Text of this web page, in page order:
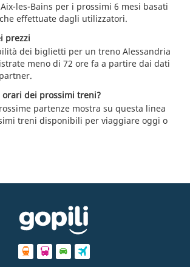
les-Bains per i prossimi 6 mesi basati
effettuate dagli utilizzatori.
prezzi
dei biglietti per un treno Alessandria
meno di 72 ore fa a partire dai dati
orari dei prossimi treni?
partenze mostra su questa linea
treni disponibili per viaggiare oggi o